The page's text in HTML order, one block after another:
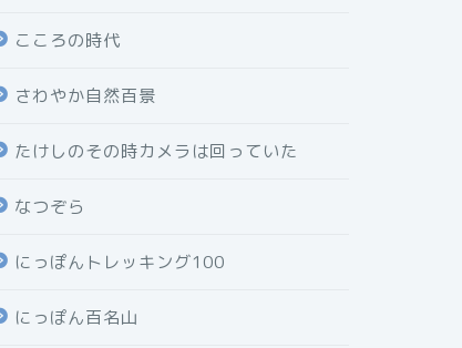
こころの時代
さわやか自然百景
たけしのその時カメラは回っていた
なつぞら
にっぽんトレッキング100
にっぽん百名山